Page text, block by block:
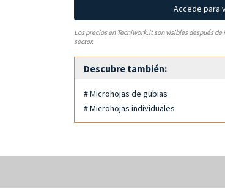
Accede para
Los precios en Tecniwork.it son visibles después
sector.
Descubre también:
# Microhojas de gubias
# Microhojas individuales